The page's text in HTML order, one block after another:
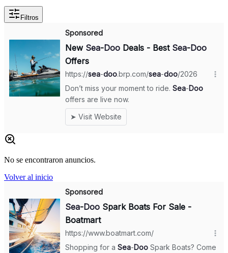
Filtros
No se encontraron anuncios.
Volver al inicio